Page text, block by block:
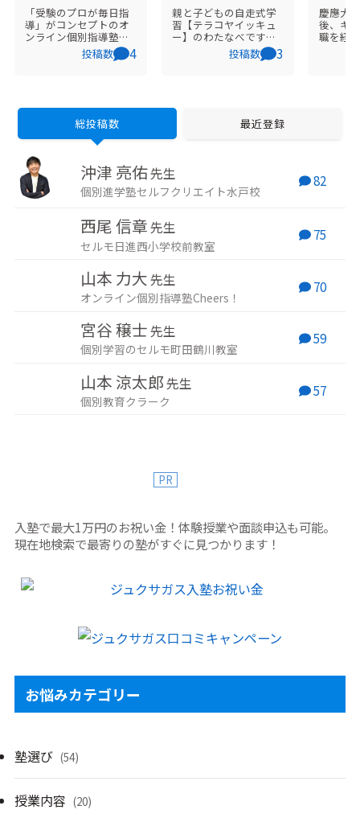
「受験のプロが毎日指
導」がコンセプトのオ
ンライン個別指導塾
「東大毎日塾」の代
表。 オーダーメイドの
数実現。 教育専門家と
して、大手学習メディ
アを多数監修。 本サイ
トでは、累計1000人以
上の指導経験を元にア
ドバイスいたします。
投稿数 4
親と子どもの自走式学
習【テラコヤイッキュ
ー】のわたなべです！
オンラインで全国の子
どもたちに 「自分で考
現する関わり方」を 学
べる講座を提供してい
ます。 子どもへの関わ
い♡
投稿数 3
慶應大
後、キ
職を経
総投稿数 最近登録
沖津 亮佑先生
個別進学塾セルフクリエイト水戸校
82
西尾 信章先生
セルモ日進西小学校前教室
75
山本 力大先生
オンライン個別指導塾Cheers！
70
宮谷 穣士先生
個別学習のセルモ町田鶴川教室
59
山本 涼太郎先生
個別教育クラーク
57
PR
入塾で最大1万円のお祝い金！体験授業や面談申込も可能。
現在地検索で最寄りの塾がすぐに見つかります！
お悩みカテゴリー
塾選び (54)
授業内容 (20)